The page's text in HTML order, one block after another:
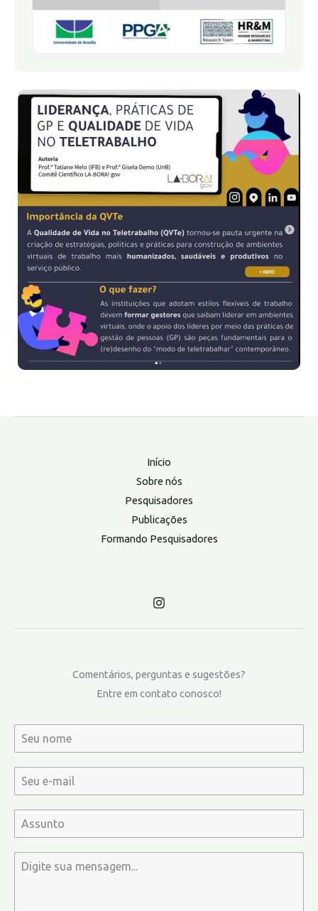
Início
Sobre nós
Pesquisadores
Publicações
Formando Pesquisadores
Comentários, perguntas e sugestões?
Entre em contato conosco!